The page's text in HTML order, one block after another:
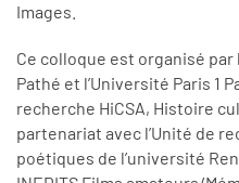
Images.
Ce colloque est organisé
Pathé et l’Université Paris 1
recherche HiCSA, Histoire
partenariat avec l’Unité de
poétiques de l’université